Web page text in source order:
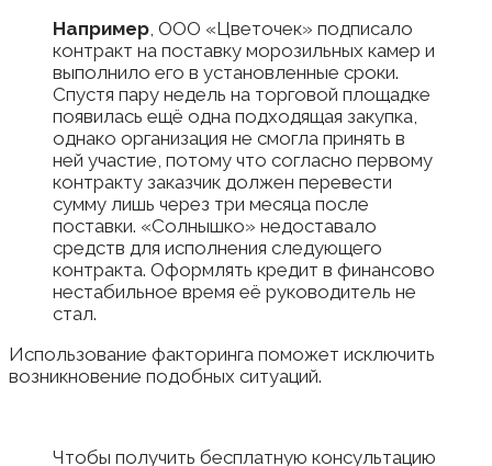
Например , ООО «Цветочек» подписало
контракт на поставку морозильных камер и
выполнило его в установленные сроки.
Спустя пару недель на торговой площадке
появилась ещё одна подходящая закупка,
однако организация не смогла принять в
ней участие, потому что согласно первому
контракту заказчик должен перевести
сумму лишь через три месяца после
поставки. «Солнышко» недоставало
средств для исполнения следующего
контракта. Оформлять кредит в финансово
нестабильное время её руководитель не
стал.
Использование факторинга поможет исключить
возникновение подобных ситуаций.
Чтобы получить бесплатную консультацию